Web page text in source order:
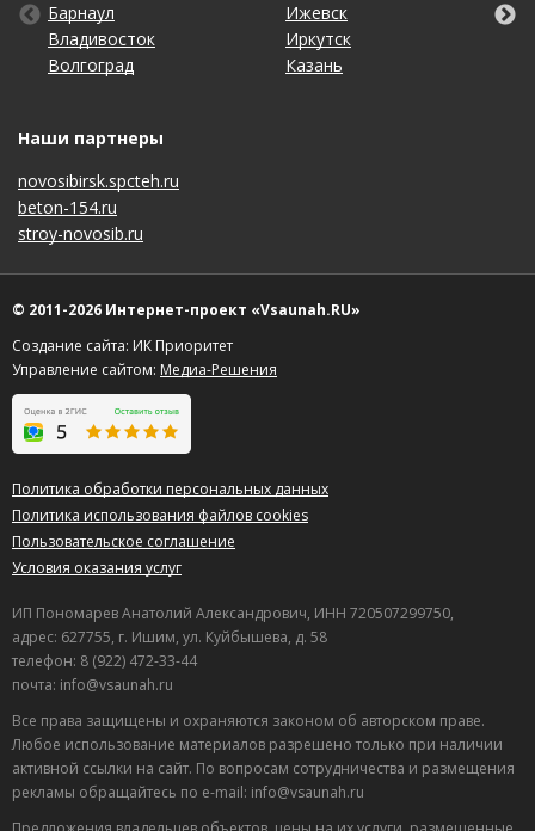
Барнаул
Владивосток
Волгоград
Ижевск
Иркутск
Казань
Киров
Краснодар
Красноярск
Москва
Набережные Челны
Нижний Новгород
Пенза
Пермь
Ростов-на-Дону
Санкт-Петербург
Саратов
Ставрополь
Тула
Тюмень
Ульяновск
Чебоксары
Челябинск
Ярославль
Наши партнеры
novosibirsk.spcteh.ru
beton-154.ru
stroy-novosib.ru
© 2011-2026 Интернет-проект «Vsaunah.RU»
Создание сайта: ИК Приоритет
Управление сайтом: Медиа-Решения
Политика обработки персональных данных
Политика использования файлов cookies
Пользовательское соглашение
Условия оказания услуг
ИП Пономарев Анатолий Александрович, ИНН 720507299750,
адрес: 627755, г. Ишим, ул. Куйбышева, д. 58
телефон: 8 (922) 472-33-44
почта: info@vsaunah.ru
Все права защищены и охраняются законом об авторском праве.
Любое использование материалов разрешено только при наличии
активной ссылки на сайт. По вопросам сотрудничества и размещения
рекламы обращайтесь по e-mail: info@vsaunah.ru